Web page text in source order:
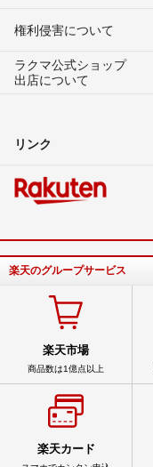
権利侵害について
ラクマ公式ショップ
出店について
リンク
楽天のグループサービス
楽天市場
商品数は1億点以上
楽天カード